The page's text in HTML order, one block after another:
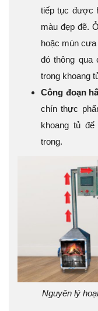
tiếp tục được
màu đẹp đẽ.
hoặc mùn
đó thông qua
trong khoang
Công đoạn
chín thực
khoang tủ
trong.
Nguyên lý